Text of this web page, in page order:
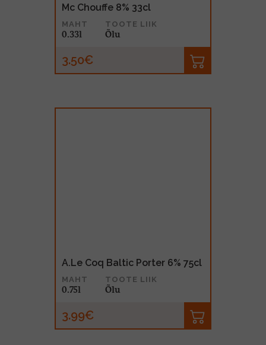
Mc Chouffe 8% 33cl
MAHT
0.33l
TOOTE LIIK
Õlu
3.50€
A.Le Coq Baltic Porter 6% 75cl
MAHT
0.75l
TOOTE LIIK
Õlu
3.99€